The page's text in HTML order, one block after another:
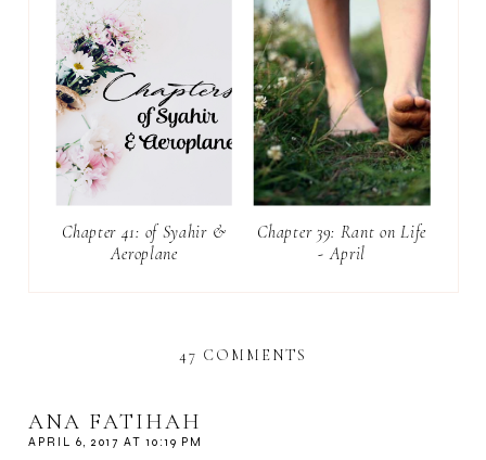
Chapter 41: of Syahir &
Aeroplane
Chapter 39: Rant on Life
- April
47 COMMENTS
ANA FATIHAH
APRIL 6, 2017 AT 10:19 PM